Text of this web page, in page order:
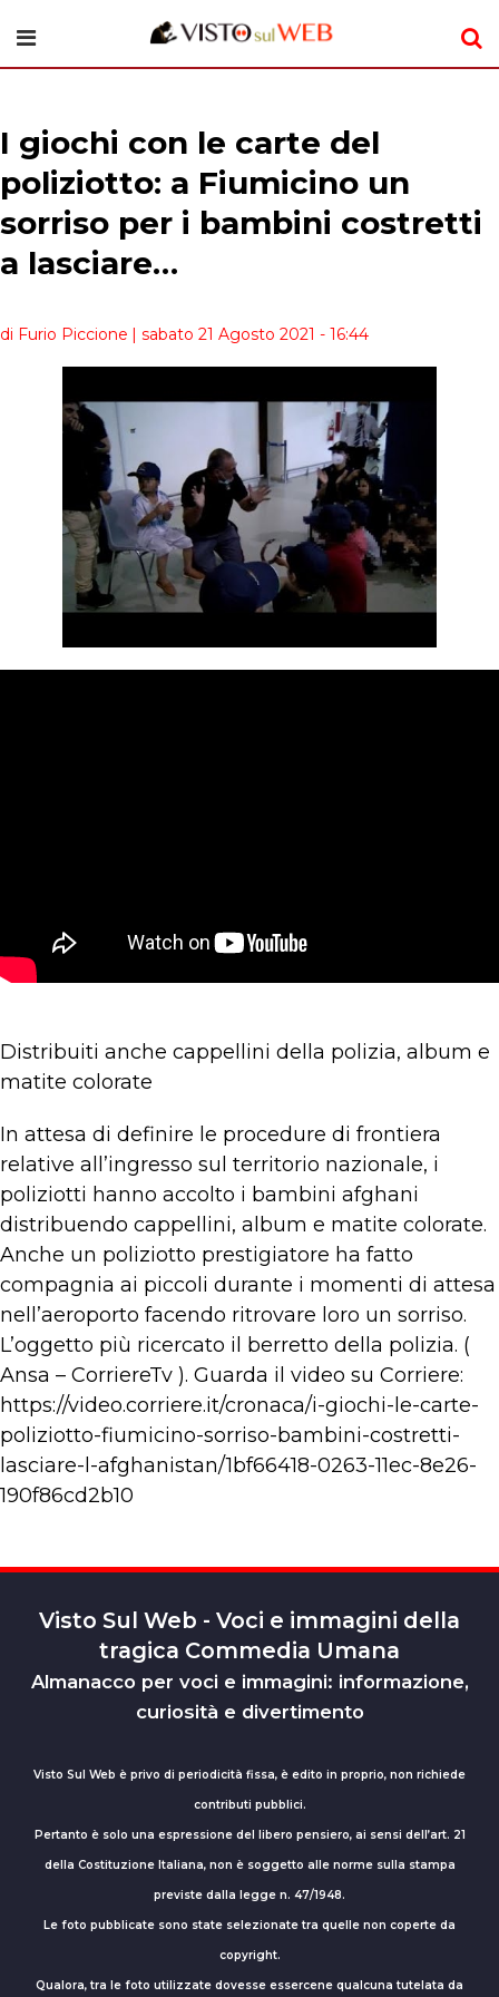
I giochi con le carte del
poliziotto: a Fiumicino un
sorriso per i bambini costretti
a lasciare…
di Furio Piccione | sabato 21 Agosto 2021 - 16:44
Distribuiti anche cappellini della polizia, album e
matite colorate
In attesa di definire le procedure di frontiera
relative all’ingresso sul territorio nazionale, i
poliziotti hanno accolto i bambini afghani
distribuendo cappellini, album e matite colorate.
Anche un poliziotto prestigiatore ha fatto
compagnia ai piccoli durante i momenti di attesa
nell’aeroporto facendo ritrovare loro un sorriso.
L’oggetto più ricercato il berretto della polizia. (
Ansa – CorriereTv ). Guarda il video su Corriere:
https://video.corriere.it/cronaca/i-giochi-le-carte-
poliziotto-fiumicino-sorriso-bambini-costretti-
lasciare-l-afghanistan/1bf66418-0263-11ec-8e26-
190f86cd2b10
Visto Sul Web - Voci e immagini della
tragica Commedia Umana
Almanacco per voci e immagini: informazione,
curiosità e divertimento
Visto Sul Web è privo di periodicità fissa, è edito in proprio, non richiede
contributi pubblici.
Pertanto è solo una espressione del libero pensiero, ai sensi dell’art. 21
della Costituzione Italiana, non è soggetto alle norme sulla stampa
previste dalla legge n. 47/1948.
Le foto pubblicate sono state selezionate tra quelle non coperte da
copyright.
Qualora, tra le foto utilizzate dovesse essercene qualcuna tutelata da